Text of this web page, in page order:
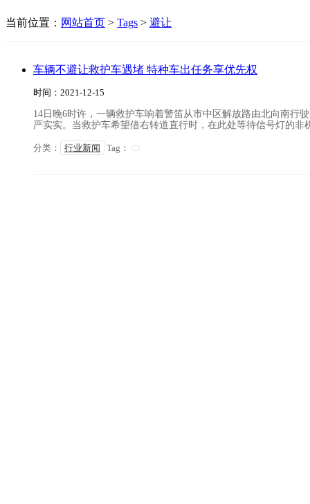
当前位置： 网站首页 > Tags > 避让
车辆不避让救护车遇堵 特种车出任务享优先权
时间：2021-12-15
14日晚6时许，一辆救护车响着警笛从市中区解放路由北向南行
严实实。当救护车希望借右转道直行时，在此处等待信号灯的非
分类： 行业新闻 Tag：